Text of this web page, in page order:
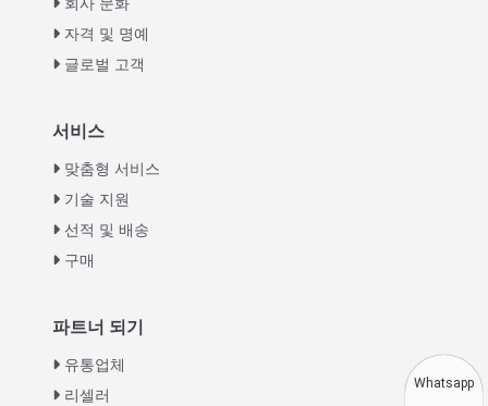
자격 및 명예
글로벌 고객
서비스
맞춤형 서비스
기술 지원
선적 및 배송
구매
파트너 되기
유통업체
리셀러
Vietnamese
Thai
Turkish
Swahili
Urdu
Greek
Italian
Whatsapp